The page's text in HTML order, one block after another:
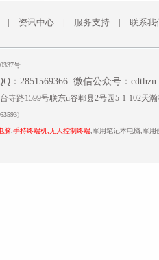
| 资讯中心 | 服务支持 | 联系我
号
：2851569366 微信公众号：cdthzn
寺路1599号联东u谷郫县2号园5-1-102天
脑 手持终端机 无人控制终端 ,军用笔记本电脑,军